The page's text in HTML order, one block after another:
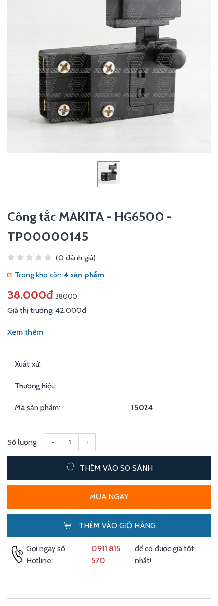
Công tắc MAKITA - HG6500 -
TP00000145
(0 đánh giá)
Trong kho còn:4 sản phẩm
38.000đ 38000
Giá thị trường: 42.000đ
Xem thêm
Xuất xứ:
Thương hiệu:
Mã sản phẩm: 15024
Số lượng - +
THÊM VÀO SO SÁNH
MUA NGAY
THÊM VÀO GIỎ HÀNG
Gọi ngay số
Hotline:
0911 815
570
để có được giá tốt
nhất!